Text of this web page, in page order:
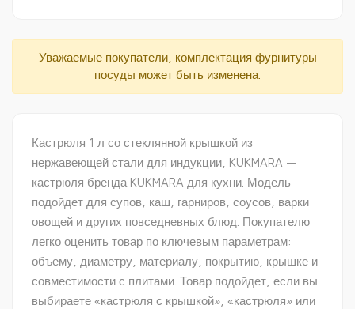
Уважаемые покупатели, комплектация фурнитуры
посуды может быть изменена.
Кастрюля 1 л со стеклянной крышкой из
нержавеющей стали для индукции, KUKMARA —
кастрюля бренда KUKMARA для кухни. Модель
подойдет для супов, каш, гарниров, соусов, варки
овощей и других повседневных блюд. Покупателю
легко оценить товар по ключевым параметрам:
объему, диаметру, материалу, покрытию, крышке и
совместимости с плитами. Товар подойдет, если вы
выбираете «кастрюля с крышкой», «кастрюля» или